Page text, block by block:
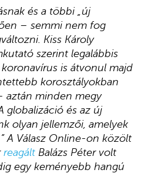
és a többi „új
– semmi nem fog
Kiss Károly
szerint legalábbis
is átvonul majd
korosztályokban
aztán minden megy
globalizáció és az új
olyan jellemzői, amelyek
A Válasz Online-on közölt
reagált Balázs Péter volt
egy keményebb hangú